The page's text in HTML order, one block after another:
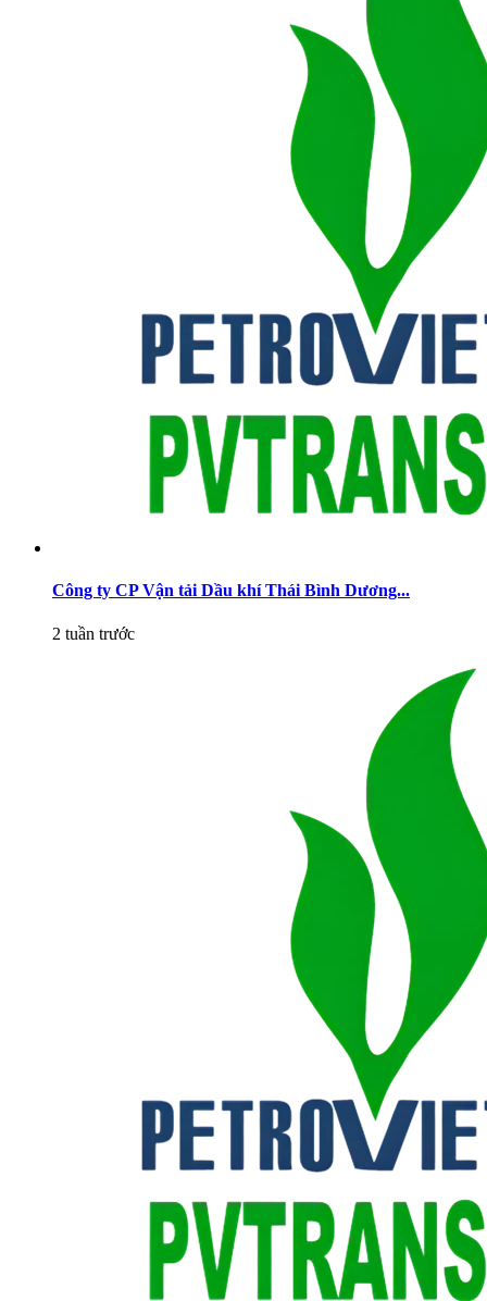
Công ty CP Vận tải Dầu khí Thái Bình Dương...
2 tuần trước